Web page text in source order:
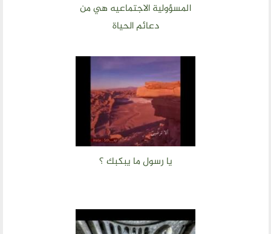
المسؤولية الاجتماعيه هي من
دعائم الحياة
يا رسول ما يبكبك ؟